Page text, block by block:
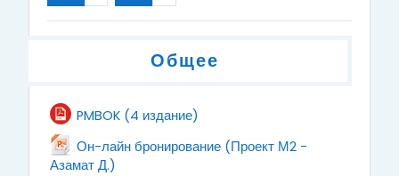
Общее
PMBOK (4 издание)
Он-лайн бронирование (Проект М2 -
Азамат Д.)